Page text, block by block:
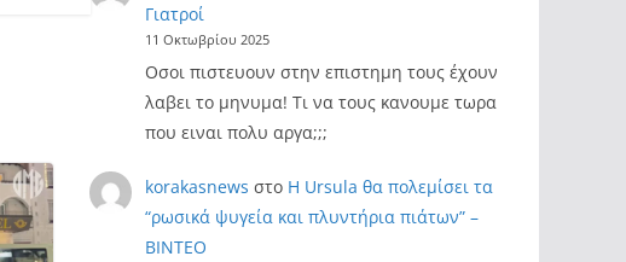
Γιατροί
11 Οκτωβρίου 2025
Οσοι πιστευουν στην επιστημη τους έχουν
λαβει το μηνυμα! Τι να τους κανουμε τωρα
που ειναι πολυ αργα;;;
korakasnews στο Η Ursula θα πολεμίσει τα
“ρωσικά ψυγεία και πλυντήρια πιάτων” –
ΒΙΝΤΕΟ